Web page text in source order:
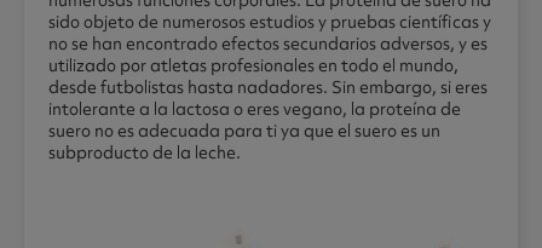
sido objeto de numerosos estudios y pruebas científicas y
no se han encontrado efectos secundarios adversos, y es
utilizado por atletas profesionales en todo el mundo,
desde futbolistas hasta nadadores. Sin embargo, si eres
intolerante a la lactosa o eres vegano, la proteína de
suero no es adecuada para ti ya que el suero es un
subproducto de la leche.